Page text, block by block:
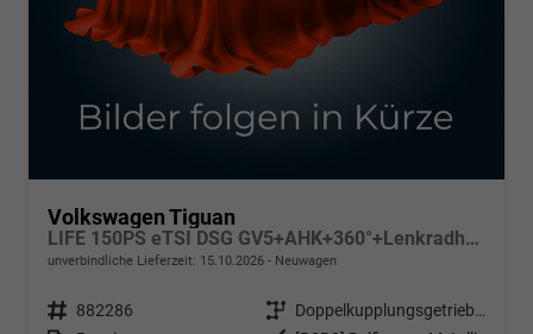
Volkswagen Tiguan
LIFE 150PS eTSI DSG GV5+AHK+360°+Lenkradheiz+IQ.Drive+ACC+App+eHeck+LED
unverbindliche Lieferzeit: 15.10.2026 Neuwagen
Fahrzeugnr. 882286 Getriebe
Doppelkupplungsgetriebe (DSG)